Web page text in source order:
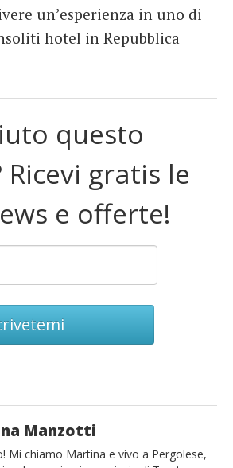
un’esperienza in uno di
hotel in Repubblica
questo
gratis le
e offerte!
Manzotti
Mi chiamo Martina e vivo a Pergolese,